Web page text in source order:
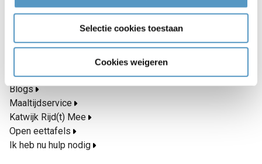
Selectie cookies toestaan
Cookies weigeren
071 403 33 23
Snel naar
Inschrijven nieuwsbrief
Blogs
Maaltijdservice
Katwijk Rijd(t) Mee
Open eettafels
Ik heb nu hulp nodig